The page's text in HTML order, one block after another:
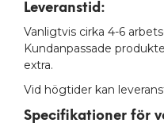
Leveranstid:
Vanligtvis cirka 4-6
Kundanpassade
extra.
Vid högtider kan
Specifikationer för